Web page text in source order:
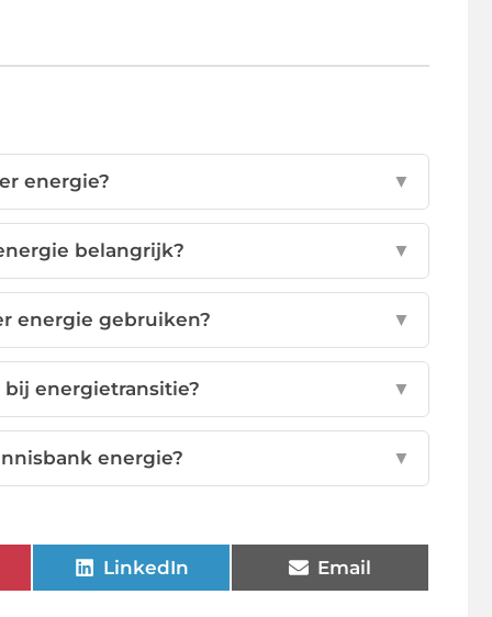
energie? ▼
belangrijk? ▼
energie gebruiken? ▼
energietransitie? ▼
energie? ▼
LinkedIn Email